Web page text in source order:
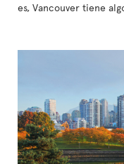
es, Vancouver tiene